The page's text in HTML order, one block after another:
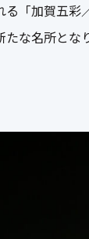
「加賀五彩
な名所とな